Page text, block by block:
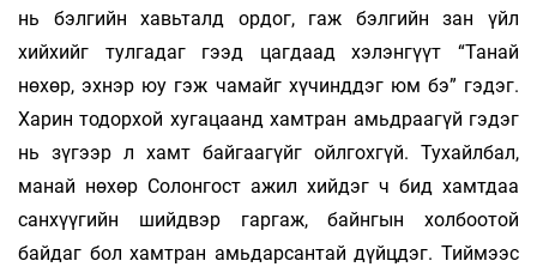
нь бэлгийн хавьталд ордог, гаж бэлгийн зан үйл
хийхийг тулгадаг гээд цагдаад хэлэнгүүт “Танай
нөхөр, эхнэр юу гэж чамайг хүчинддэг юм бэ” гэдэг.
Харин тодорхой хугацаанд хамтран амьдраагүй гэдэг
нь зүгээр л хамт байгаагүйг ойлгохгүй. Тухайлбал,
манай нөхөр Солонгост ажил хийдэг ч бид хамтдаа
санхүүгийн шийдвэр гаргаж, байнгын холбоотой
байдаг бол хамтран амьдарсантай дүйцдэг. Тиймээс